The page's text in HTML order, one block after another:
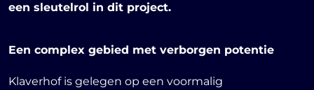
een sleutelrol in dit project.
Een complex gebied met verborgen potentie
Klaverhof is gelegen op een voormalig